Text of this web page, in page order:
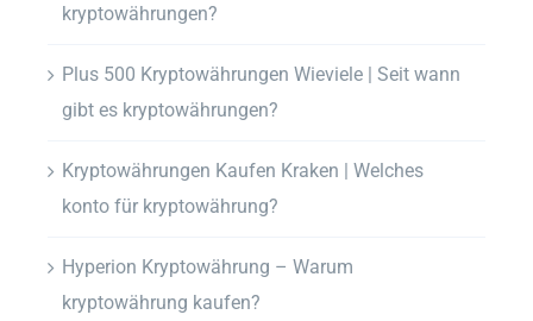
kryptowährungen?
Plus 500 Kryptowährungen Wieviele | Seit wann
gibt es kryptowährungen?
Kryptowährungen Kaufen Kraken | Welches
konto für kryptowährung?
Hyperion Kryptowährung – Warum
kryptowährung kaufen?